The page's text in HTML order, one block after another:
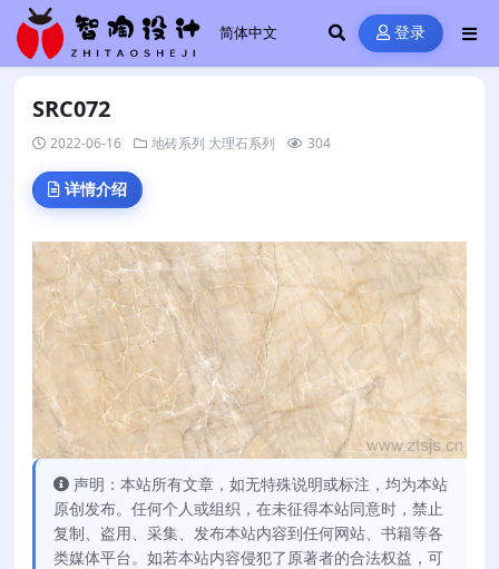
登录
SRC072
2022-06-16 地砖系列 大理石系列 304
详情介绍
声明：本站所有文章，如无特殊说明或标注，均为本站
原创发布。任何个人或组织，在未征得本站同意时，禁止
复制、盗用、采集、发布本站内容到任何网站、书籍等各
类媒体平台。如若本站内容侵犯了原著者的合法权益，可